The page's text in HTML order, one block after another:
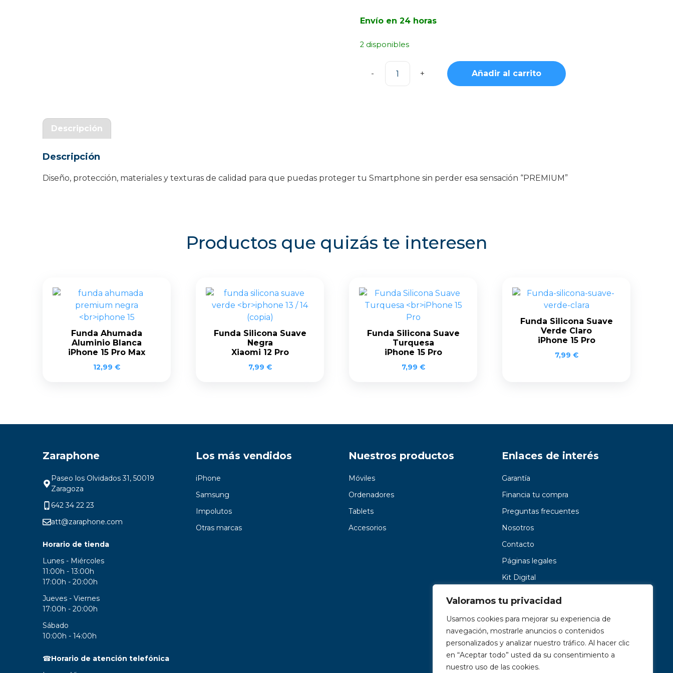
Valoramos tu privacidad
Usamos cookies para mejorar su experiencia de
navegación, mostrarle anuncios o contenidos
personalizados y analizar nuestro tráfico. Al hacer clic
en “Aceptar todo” usted da su consentimiento a
nuestro uso de las cookies.
Envío en 24 horas
2 disponibles
Añadir al carrito
Descripción
Descripción
Diseño, protección, materiales y texturas de calidad para que puedas proteger tu Smartphone sin perder esa sensación “PREMIUM”
Productos que quizás te interesen
Funda Ahumada
Aluminio Blanca
iPhone 15 Pro Max
12,99 €
Funda Silicona Suave
Negra
Xiaomi 12 Pro
7,99 €
Funda Silicona Suave
Turquesa
iPhone 15 Pro
7,99 €
Funda Silicona Suave
Verde Claro
iPhone 15 Pro
7,99 €
Zaraphone
Paseo los Olvidados 31, 50019
Zaragoza
642 34 22 23
att@zaraphone.com
Horario de tienda
Lunes - Miércoles
11:00h - 13:00h
17:00h - 20:00h
Jueves - Viernes
17:00h - 20:00h
Sábado
10:00h - 14:00h
☎Horario de atención telefónica
Los más vendidos
iPhone
Samsung
Impolutos
Otras marcas
Nuestros productos
Móviles
Ordenadores
Tablets
Accesorios
Enlaces de interés
Garantía
Financia tu compra
Preguntas frecuentes
Nosotros
Contacto
Páginas legales
Kit Digital